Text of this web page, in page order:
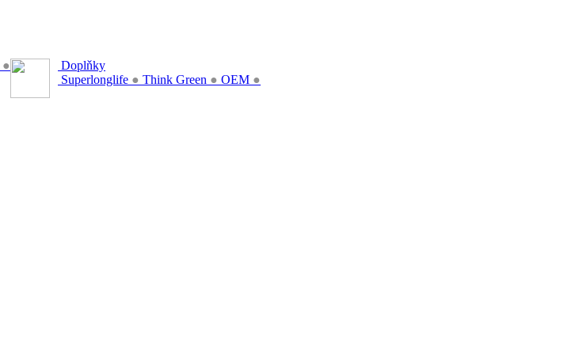
●
Doplňky
Superlonglife ● Think Green ● OEM ●